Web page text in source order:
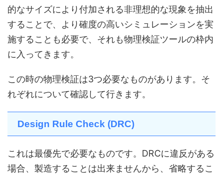
的なサイズにより付加される非理想的な現象を抽出
することで、より確度の高いシミュレーションを実
施することも必要で、それも物理検証ツールの枠内
に入ってきます。
この時の物理検証は3つ必要なものがあります。そ
れぞれについて確認して行きます。
Design Rule Check (DRC)
これは最優先で必要なものです。DRCに違反がある
場合、製造することは出来ませんから、省略するこ